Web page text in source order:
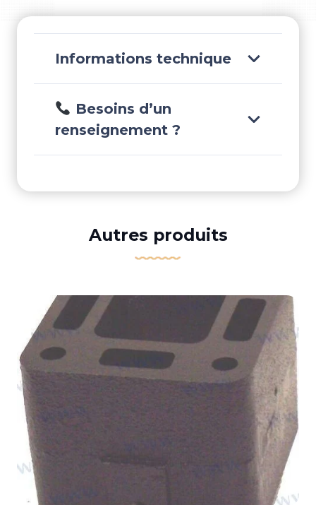
F4BMS
Informations technique
Besoins d’un
renseignement ?
Autres produits